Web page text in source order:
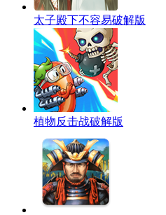
太子殿下不容易破解版
植物反击战破解版